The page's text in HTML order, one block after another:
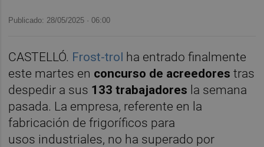
Publicado: 28/05/2025 ·06:00
CASTELLÓ. Frost-trol ha entrado finalmente
este martes en concurso de acreedorestras
despedir a sus 133 trabajadores la semana
pasada. La empresa, referente en la
fabricación de frigoríficos para
usos industriales, no ha superado por